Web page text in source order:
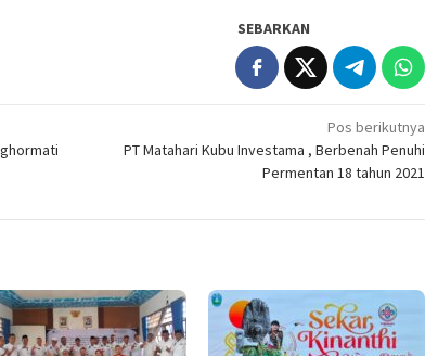
SEBARKAN
Pos berikutnya
PT Matahari Kubu Investama , Berbenah Penuhi
Permentan 18 tahun 2021